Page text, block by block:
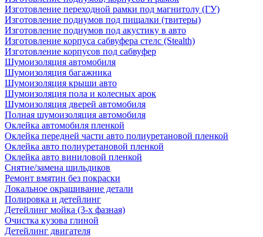
Изготовление переходной рамки под магнитолу (ГУ)
Изготовление подиумов под пищалки (твитеры)
Изготовление подиумов под акустику в авто
Изготовление корпуса сабвуфера стелс (Stealth)
Изготовление корпусов под сабвуфер
Шумоизоляция автомобиля
Шумоизоляция багажника
Шумоизоляция крыши авто
Шумоизоляция пола и колесных арок
Шумоизоляция дверей автомобиля
Полная шумоизоляция автомобиля
Оклейка автомобиля пленкой
Оклейка передней части авто полиуретановой пленкой
Оклейка авто полиуретановой пленкой
Оклейка авто виниловой пленкой
Снятие/замена шильдиков
Ремонт вмятин без покраски
Локальное окрашивание детали
Полировка и детейлинг
Детейлинг мойка (3-х фазная)
Очистка кузова глиной
Детейлинг двигателя